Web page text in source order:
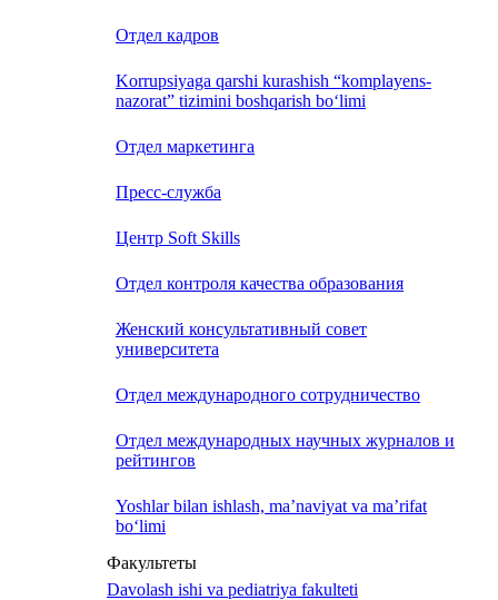
Отдел кадров
Korrupsiyaga qarshi kurashish “komplayens-
nazorat” tizimini boshqarish bo‘limi
Отдел маркетинга
Пресс-служба
Центр Soft Skills
Отдел контроля качества образования
Женский консультативный совет
университета
Отдел международного сотрудничество
Отдел международных научных журналов и
рейтингов
Yoshlar bilan ishlash, ma’naviyat va ma’rifat
bo‘limi
Факультеты
Davolash ishi va pediatriya fakulteti